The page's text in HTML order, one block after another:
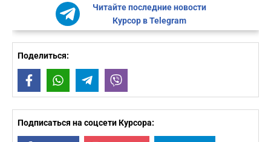
Читайте последние новости
Курсор в Telegram
Поделиться:
FacebookWhatsAppTelegram
Подписаться на соцсети Курсора: